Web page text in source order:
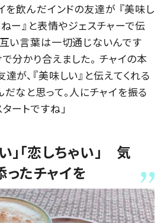
を飲んだインドの友達が 『美味し
ー』と表情やジェスチャーで伝
互い言葉は一切通じないんです
分かり合えました。 チャイの本
が、『美味しい』と伝えてくれる
なと思って。人にチャイを振る
ートですね」
」「恋しちゃい」 気
ったチャイを